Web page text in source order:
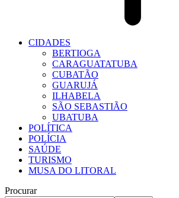
CIDADES
BERTIOGA
CARAGUATATUBA
CUBATÃO
GUARUJÁ
ILHABELA
SÃO SEBASTIÃO
UBATUBA
POLÍTICA
POLÍCIA
SAÚDE
TURISMO
MUSA DO LITORAL
Procurar